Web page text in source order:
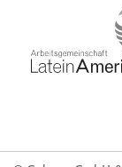
Day 7
If you choose
recommend